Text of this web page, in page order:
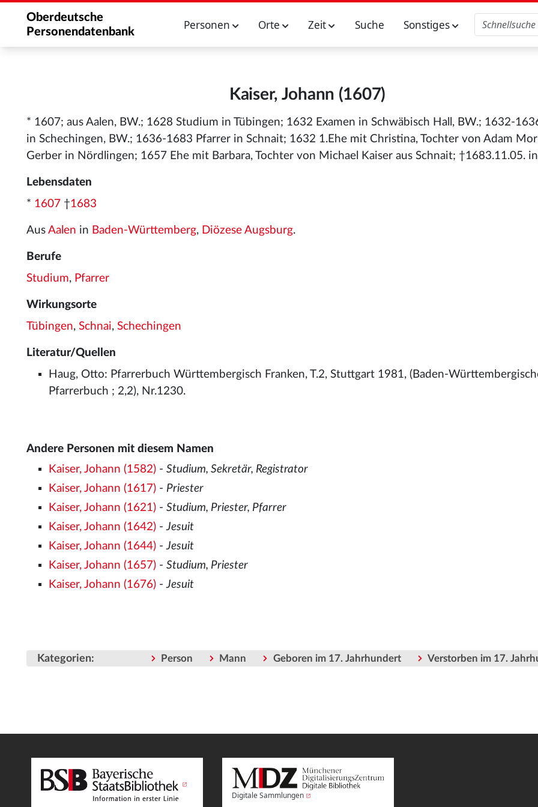
Oberdeutsche
Personendatenbank
Personen Orte Zeit Suche Sonstiges
Kaiser, Johann (1607)
* 1607; aus Aalen, BW.; 1628 Studium in Tübingen; 1632 Examen in Schwäbisch Hall, BW.; 1632-
in Schechingen, BW.; 1636-1683 Pfarrer in Schnait; 1632 1.Ehe mit Christina, Tochter von Adam
Gerber in Nördlingen; 1657 Ehe mit Barbara, Tochter von Michael Kaiser aus Schnait; †1683.11.05.
Lebensdaten
* 1607 †1683
Aus Aalen in Baden-Württemberg, Diözese Augsburg.
Berufe
Studium, Pfarrer
Wirkungsorte
Tübingen, Schnai, Schechingen
Literatur/Quellen
Haug, Otto: Pfarrerbuch Württembergisch Franken, T.2, Stuttgart 1981, (Baden-
Pfarrerbuch ; 2,2), Nr.1230.
Andere Personen mit diesem Namen
Kaiser, Johann (1582) -Studium, Sekretär, Registrator
Kaiser, Johann (1617) - Priester
Kaiser, Johann (1621) -Studium, Priester, Pfarrer
Kaiser, Johann (1642) -Jesuit
Kaiser, Johann (1644) -Jesuit
Kaiser, Johann (1657) -Studium, Priester
Kaiser, Johann (1676) -Jesuit
Kategorien: Person Mann Geboren im 17. Jahrhundert Verstorben im 17.
Digitale Sammlungen